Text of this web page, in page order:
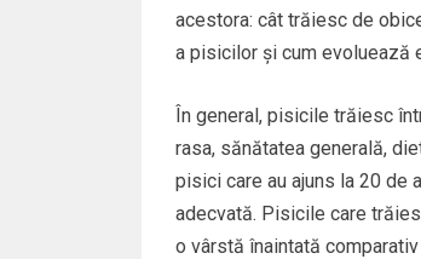
acestora: cât trăiesc de
a pisicilor și cum evoluează
În general, pisicile trăiesc
rasa, sănătatea generală,
pisici care au ajuns la 20 de
adecvată. Pisicile care
o vârstă înaintată